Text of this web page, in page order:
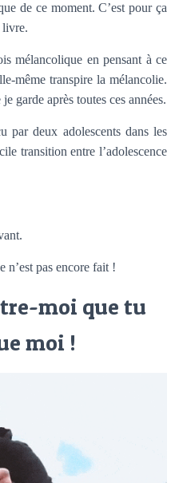
de ce moment. C’est pour ça
livre.
mélancolique en pensant à ce
même transpire la mélancolie.
garde après toutes ces années.
par deux adolescents dans les
transition entre l’adolescence
n’est pas encore fait !
moi que tu
moi !